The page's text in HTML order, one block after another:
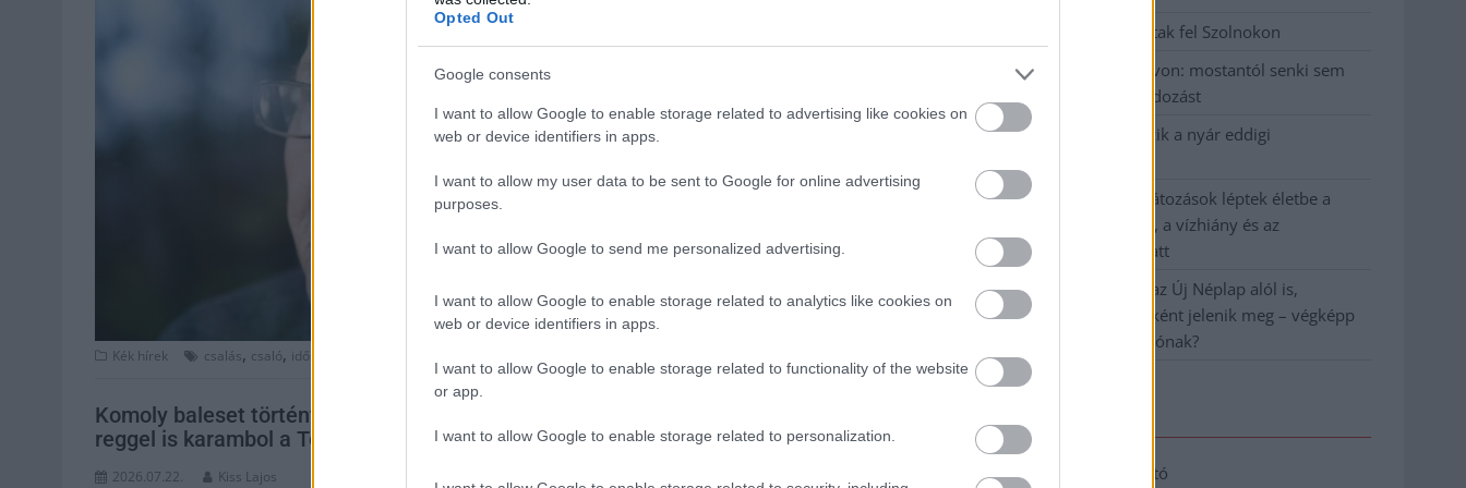
Opted Out
Google consents
I want to allow Google to enable storage related to advertising like cookies on
web or device identifiers in apps.
I want to allow my user data to be sent to Google for online advertising
purposes.
I want to allow Google to send me personalized advertising.
I want to allow Google to enable storage related to analytics like cookies on
web or device identifiers in apps.
I want to allow Google to enable storage related to functionality of the website
or app.
I want to allow Google to enable storage related to personalization.
Szolnok Vármegyei Rendőr-főkapitányság. A
rászedett áldozat a telefonon kapott
nejlonzacskóba csomagolta fel minden
kapujára.
Kék hírek csalás, csaló, idős
Komoly baleset történt Szolnokon, súlyosan megsérült a motoros – Frissítés: csütörtök
reggel is karambol a Tószegin
2026.07.22. Kiss Lajos
Hatalmas lángok csaptak fel Szolnokon
Vízitraffipax a Tisza-tavon: mostantól senki sem
úszhatja meg a száguldozást
Szolnokra is megérkezik a nyár eddigi
Már Szolnokon is korlátozások léptek életbe a
tartós hatalmas hőség, a vízhiány és az
áramtakarékosság miatt
A NER kihúzta a talajt az Új Néplap alól is,
immáron csak hetilapként jelenik meg – végképp
vége a nyomtatott sajtónak?
Adatkezelési tájékoztató